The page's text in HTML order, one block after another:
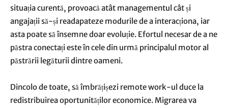
situația curentă, provoacă atât managementul cât și
angajații să-și readapateze modurile de a interacționa, iar
asta poate să însemne doar evoluție. Efortul necesar de a ne
păstra conectați este în cele din urmă principalul motor al
păstrării legăturii dintre oameni.
Dincolo de toate, să îmbrățișezi remote work-ul duce la
redistribuirea oportunităților economice. Migrarea va